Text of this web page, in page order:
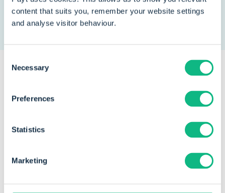
content that suits you, remember your website settings
and analyse visitor behaviour.
Selection
Necessary
Preferences
Statistics
Marketing
factuurvolume.
ineffectieve en tijdrovende klus.
Payt lost het voor je op.